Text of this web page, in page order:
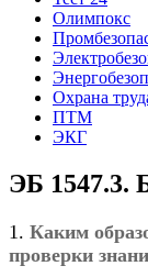
Олимпокс
Охрана
ПТМ
ЭКГ
ЭБ 1547.3.
1. Каким
проверки